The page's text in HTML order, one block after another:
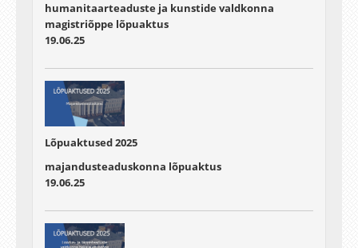
humanitaarteaduste ja kunstide valdkonna
magistriõppe lõpuaktus
19.06.25
Lõpuaktused 2025
majandusteaduskonna lõpuaktus
19.06.25